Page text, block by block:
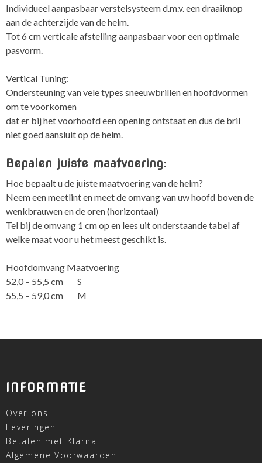
Individueel aanpasbaar verstelsysteem d.m.v. een draaiknop
aan de achterzijde van de helm.
Tot 6 cm verticale afstelling aanpasbaar voor een optimale
pasvorm.
Vertical Tuning:
Ondersteuning van vele types sneeuwbrillen en hoofdvormen
om te voorkomen
dat er bij het voorhoofd een opening ontstaat en dus de bril
niet goed aansluit op de helm.
Bepalen juiste maatvoering:
Hoe bepaalt u de juiste maatvoering van de helm?
Neem een meetlint en meet de omvang van uw hoofd boven de
wenkbrauwen en de oren (horizontaal)
Tel bij de omvang 1 cm op en lees uit onderstaande tabel af
welke maat voor u het meest geschikt is.
Hoofdomvang Maatvoering
52,0 – 55,5 cm S
55,5 – 59,0 cm M
INFORMATIE
Over ons
Leveringen
Betalen met Klarna
Algemene Voorwaarden